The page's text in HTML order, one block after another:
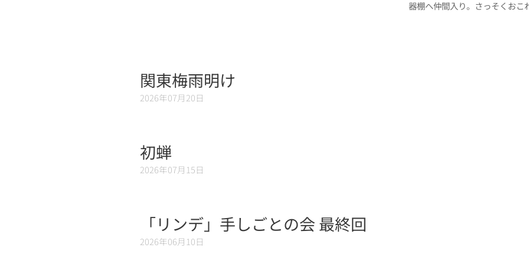
器棚へ仲間入り。さっそくおこ
関東梅雨明け
2026年07月20日
初蝉
2026年07月15日
「リンデ」手しごとの会 最終回
2026年06月10日